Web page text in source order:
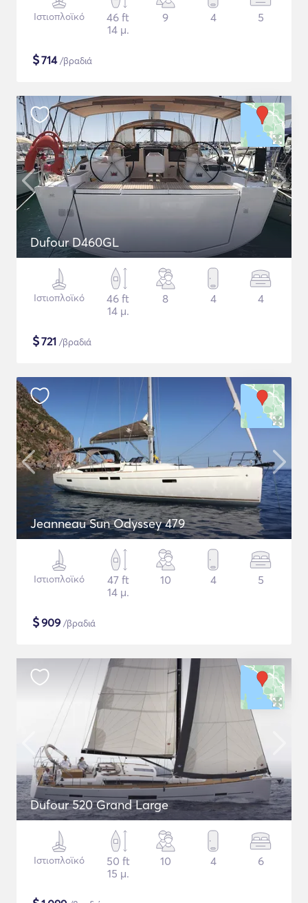
Ιστιοπλοϊκό
46 ft
14 μ.
9 4 5
$714/βραδιά
Dufour D460GL
Ιστιοπλοϊκό
46 ft
14 μ.
8 4 4
$721 /βραδιά
Jeanneau Sun Odyssey 479
Ιστιοπλοϊκό
47 ft
14 μ.
10 4 5
$909 /βραδιά
Dufour 520 Grand Large
Ιστιοπλοϊκό
50 ft
15 μ.
10 4 6